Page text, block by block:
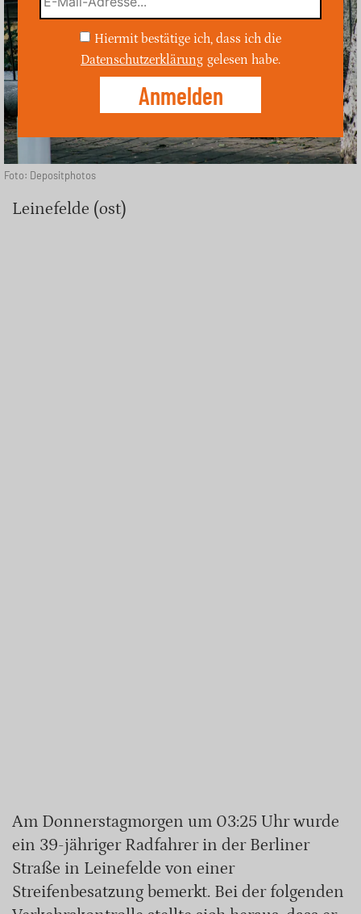
Foto: Depositphotos
Leinefelde (ost)
Am Donnerstagmorgen um 03:25 Uhr wurde
ein 39-jähriger Radfahrer in der Berliner
Straße in Leinefelde von einer
Streifenbesatzung bemerkt. Bei der folgenden
Hiermit bestätige ich, dass ich die
Datenschutzerklärung gelesen habe.